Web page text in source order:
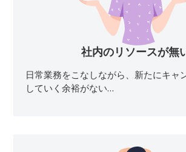
社内のリソースが無
日常業務をこなしながら、新たにキャ
していく余裕がない…